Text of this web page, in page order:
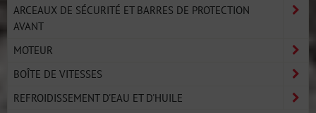
ARCEAUX DE SÉCURITÉ ET BARRES DE PROTECTION
AVANT
MOTEUR
BOÎTE DE VITESSES
REFROIDISSEMENT D'EAU ET D'HUILE